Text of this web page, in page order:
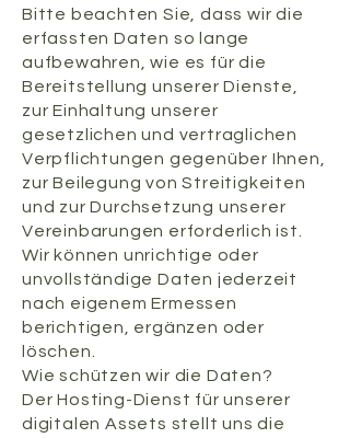
Bitte beachten Sie, dass wir die
erfassten Daten so lange
aufbewahren, wie es für die
Bereitstellung unserer Dienste,
zur Einhaltung unserer
gesetzlichen und vertraglichen
Verpflichtungen gegenüber Ihnen,
zur Beilegung von Streitigkeiten
und zur Durchsetzung unserer
Vereinbarungen erforderlich ist.
Wir können unrichtige oder
unvollständige Daten jederzeit
nach eigenem Ermessen
berichtigen, ergänzen oder
löschen.
​Wie schützen wir die Daten?
Der Hosting-Dienst für unserer
digitalen Assets stellt uns die